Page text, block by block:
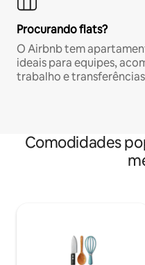
Procurando flats?
O Airbnb tem
ideais para equipes,
trabalho e
Comodidades